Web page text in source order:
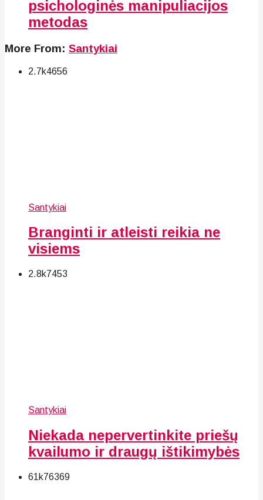
psichologinės manipuliacijos
metodas
More From: Santykiai
2.7k4656
Santykiai
Branginti ir atleisti reikia ne
visiems
2.8k7453
Santykiai
Niekada nepervertinkite priešų
kvailumo ir draugų ištikimybės
61k76369